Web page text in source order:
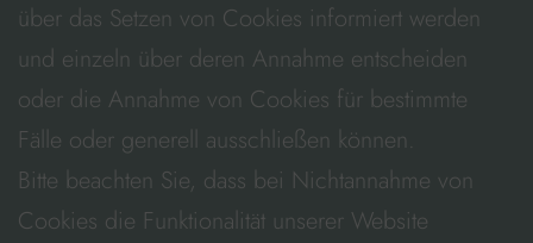
über das Setzen von Cookies informiert werden
und einzeln über deren Annahme entscheiden
oder die Annahme von Cookies für bestimmte
Fälle oder generell ausschließen können.
Bitte beachten Sie, dass bei Nichtannahme von
Cookies die Funktionalität unserer Website